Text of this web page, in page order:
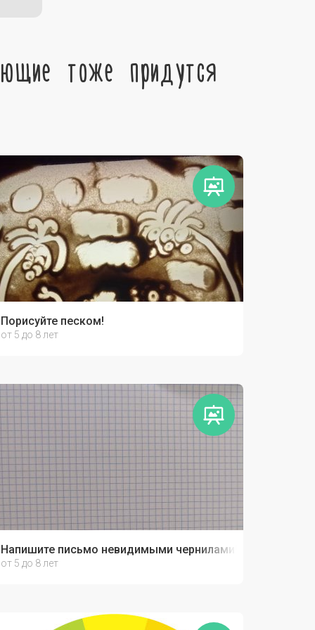
тоже придутся
Порисуйте песком!
от 5 до 8 лет
Напишите письмо невидимыми чернилами!
от 5 до 8 лет